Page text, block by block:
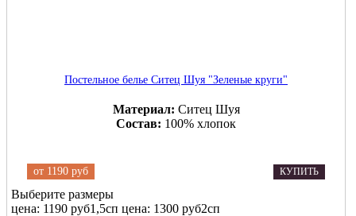
Постельное белье Ситец Шуя "Зеленые круги"
Материал: Ситец Шуя
Состав: 100% хлопок
от 1190 руб КУПИТЬ
Выберите размеры
цена: 1190 руб1,5сп цена: 1300 руб2сп